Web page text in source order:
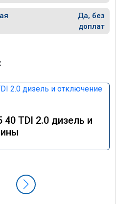
Да, без
доплат
TDI 2.0 дизель и